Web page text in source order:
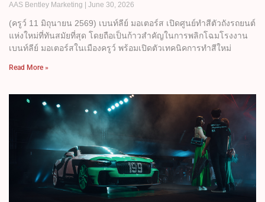
AAS Bentley Marketing June 30, 2026
(ครูว์ 11 มิถุนายน 2569) เบนท์ลีย์ มอเตอร์ส เปิดศูนย์ทำสีตัวถังรถยนต์
แห่งใหม่ที่ทันสมัยที่สุด โดยถือเป็นก้าวสำคัญในการพลิกโฉมโรงงาน
เบนท์ลีย์ มอเตอร์สในเมืองครูว์ พร้อมเปิดตัวเทคนิคการทำสีใหม่
Read More »